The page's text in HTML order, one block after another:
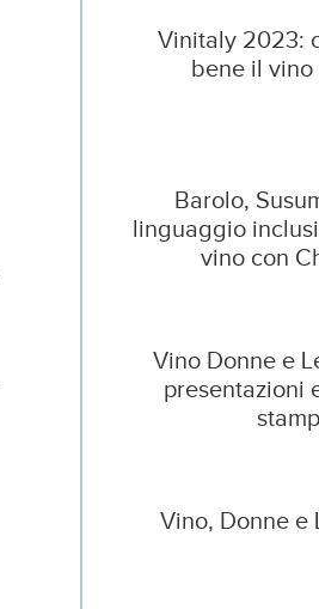
Vinitaly 2023:
bene il
Barolo,
linguaggio
vino con
Vino Donne e
presentazioni
Vino, Donne e